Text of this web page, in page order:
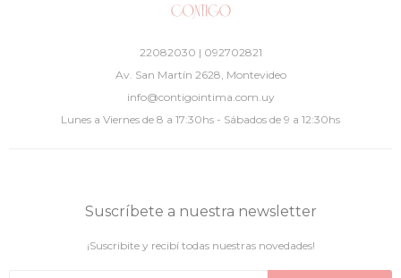
22082030 | 092702821
Av. San Martín 2628, Montevideo
info@contigointima.com.uy
Lunes a Viernes de 8 a 17:30hs - Sábados de 9 a 12:30hs
Suscríbete a nuestra newsletter
¡Suscribite y recibí todas nuestras novedades!